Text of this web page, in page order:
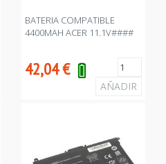
BATERIA COMPATIBLE
4400MAH ACER 11.1V####
42,04€